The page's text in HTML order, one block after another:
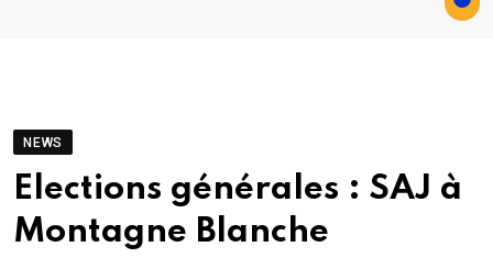
NEWS
Elections générales : SAJ à
Montagne Blanche